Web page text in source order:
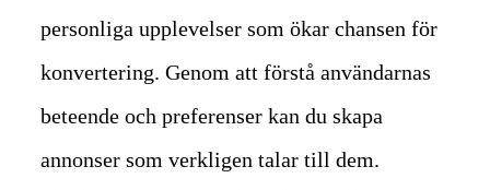
personliga upplevelser som ökar chansen för
konvertering. Genom att förstå användarnas
beteende och preferenser kan du skapa
annonser som verkligen talar till dem.